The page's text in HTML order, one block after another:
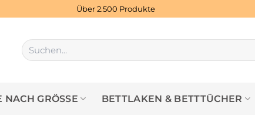
Über 2.500 Produkte
Suchen
nach:
GRÖSSE BETTLAKEN & BETTTÜCHER